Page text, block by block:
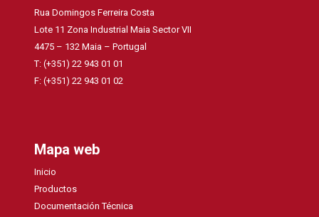
Rua Domingos Ferreira Costa
Lote 11 Zona Industrial Maia Sector VII
4475 – 132 Maia – Portugal
T: (+351) 22 943 01 01
F: (+351) 22 943 01 02
Mapa web
Inicio
Productos
Documentación Técnica